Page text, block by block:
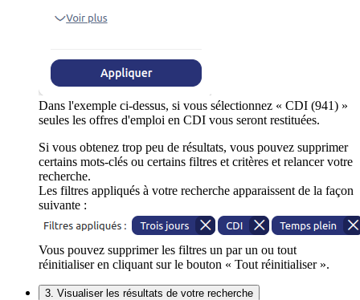
Dans l'exemple ci-dessus, si vous sélectionnez « CDI (941) »
seules les offres d'emploi en CDI vous seront restituées.
Si vous obtenez trop peu de résultats, vous pouvez supprimer
certains mots-clés ou certains filtres et critères et relancer votre
recherche.
Les filtres appliqués à votre recherche apparaissent de la façon
suivante :
Vous pouvez supprimer les filtres un par un ou tout
réinitialiser en cliquant sur le bouton « Tout réinitialiser ».
3. Visualiser les résultats de votre recherche